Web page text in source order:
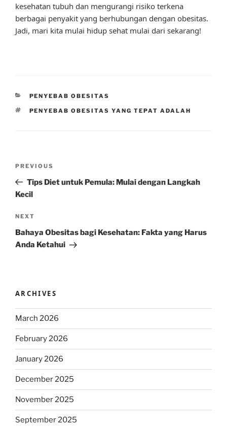
kesehatan tubuh dan mengurangi risiko terkena
berbagai penyakit yang berhubungan dengan obesitas.
Jadi, mari kita mulai hidup sehat mulai dari sekarang!
CATEGORIES
PENYEBAB OBESITAS
TAGS
PENYEBAB OBESITAS YANG TEPAT ADALAH
Previous
Post
PREVIOUS
Tips Diet untuk Pemula: Mulai dengan Langkah
Kecil
Next
Post
NEXT
Bahaya Obesitas bagi Kesehatan: Fakta yang Harus
Anda Ketahui
ARCHIVES
March 2026
February 2026
January 2026
December 2025
November 2025
September 2025